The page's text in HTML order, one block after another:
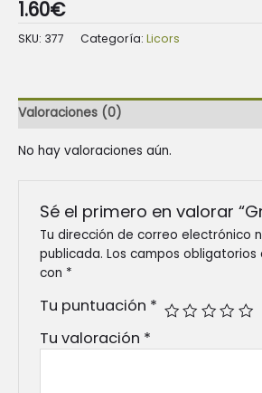
1.60€
SKU: 377 Categoría: Licors
Valoraciones (0)
No hay valoraciones aún.
Sé el primero en valorar
Tu dirección de correo electrónico
publicada. Los campos
con *
Tu puntuación *
Tu valoración *